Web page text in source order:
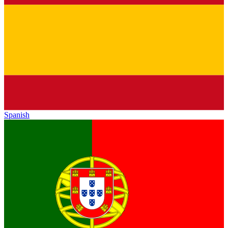
Spanish